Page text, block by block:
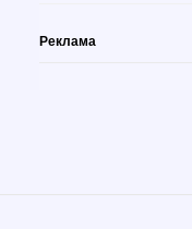
Реклама